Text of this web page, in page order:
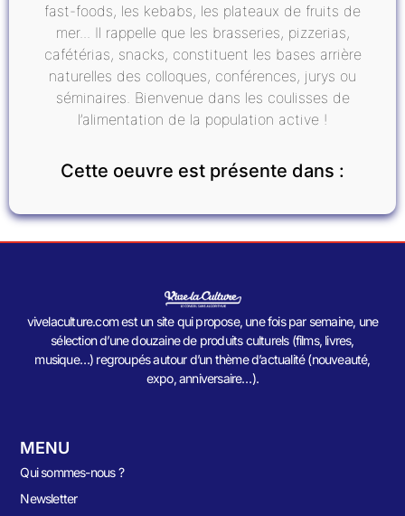
fast-foods, les kebabs, les plateaux de fruits de
mer... Il rappelle que les brasseries, pizzerias,
cafétérias, snacks, constituent les bases arrière
naturelles des colloques, conférences, jurys ou
séminaires. Bienvenue dans les coulisses de
l’alimentation de la population active !
Cette oeuvre est présente dans :
vivelaculture.com est un site qui propose, une fois par semaine, une
sélection d’une douzaine de produits culturels (films, livres,
musique…) regroupés autour d’un thème d’actualité (nouveauté,
expo, anniversaire…).
MENU
Qui sommes-nous ?
Newsletter